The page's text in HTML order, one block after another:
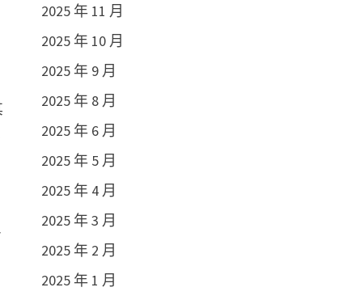
2025 年 11 月
2025 年 10 月
2025 年 9 月
2025 年 8 月
2025 年 6 月
2025 年 5 月
2025 年 4 月
2025 年 3 月
2025 年 2 月
2025 年 1 月